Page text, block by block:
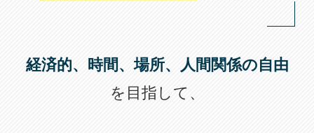
経済的、時間、場所、人間関係の自由
を目指して、